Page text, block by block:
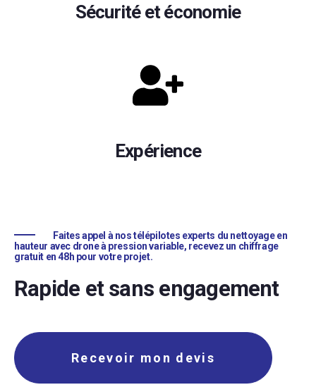
Sécurité et économie
Expérience
Faites appel à nos télépilotes experts du nettoyage en
hauteur avec drone à pression variable, recevez un chiffrage
gratuit en 48h pour votre projet.
Rapide et sans engagement
Recevoir mon devis